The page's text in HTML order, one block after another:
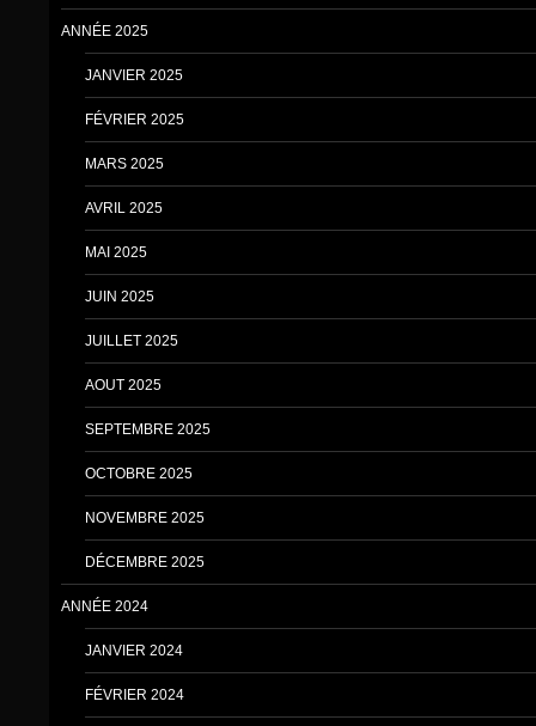
ANNÉE 2025
JANVIER 2025
FÉVRIER 2025
MARS 2025
AVRIL 2025
MAI 2025
JUIN 2025
JUILLET 2025
AOUT 2025
SEPTEMBRE 2025
OCTOBRE 2025
NOVEMBRE 2025
DÉCEMBRE 2025
ANNÉE 2024
JANVIER 2024
FÉVRIER 2024